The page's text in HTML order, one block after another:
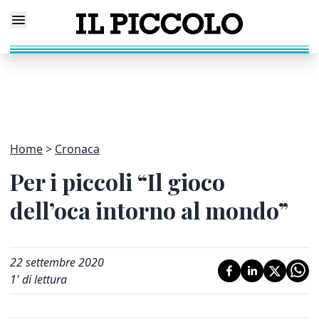
Home Cronaca
Per i piccoli “Il gioco
dell’oca intorno al mondo”
22 settembre 2020
1' di lettura